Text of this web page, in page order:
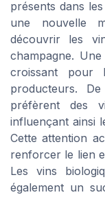
présents dans
une nouvelle
découvrir les
champagne.
croissant pour
producteurs.
préfèrent des
influençant ainsi
Cette attention
renforcer le lien
Les vins
également un